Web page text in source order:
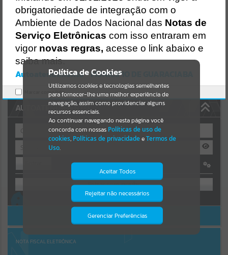
Resultados para""
Portais
Por favor, aguarde...
NOTÍCIAS
Por favor, aguarde...
Por favor, aguarde...
AUTOATENDIMENTO
OU
Cadastre-se|Recuperar Senha
ACESSAR SEM LOGIN
NOTA FISCAL ELETRÔNICA
Política de Cookies
Utilizamos cookies e tecnologias semelhantes
para fornecer-lhe uma melhor experiência de
navegação, assim como providenciar alguns
recursos essenciais.
Ao continuar navegando nesta página você
concorda com nossas Políticas de uso de
cookies, Políticas de privacidadeeTermos de
Uso.
Aceitar Todos
Rejeitar não necessários
Gerenciar Preferências
Isto significa que diversos recursos
providenciados poderão não estar
obrigatoriedade de integração com o
Ambiente de Dados Nacional das Notas de
Serviço Eletrônicas com isso entraram em
vigor novas regras, acesse o link abaixo e
saiba mais.
Autoatendimento - MUNICIPIO DE GUARACIABA
Marcar como lido.
CÓDIGO DA MENSAGEM:
Ocorreu um erro de script:
Uncaught SyntaxError: Unexpected token '('
https://guaraciaba.atende.net/cidadao/pagina/static/bundle/wpo_in
dex_2_base_l2_portal_editores_sync_d9fb77cfd5741fafc9972edc7a6
41fea.js?v=83d4f602:47
Verificar Mais Detalhes